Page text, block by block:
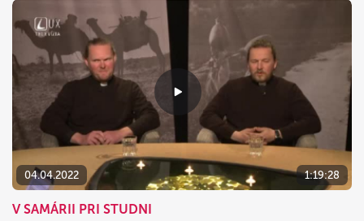
04.04.2022 1:19:28
V SAMÁRII PRI STUDNI